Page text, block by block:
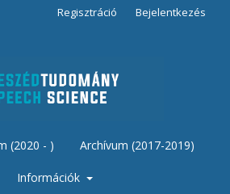
(2020 - ) Archívum (2017-2019)
Információk
Regisztráció Bejelentkezés